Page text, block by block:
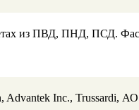
из ПВД, ПНД, ПСД.
Advantek Inc., Trussardi,